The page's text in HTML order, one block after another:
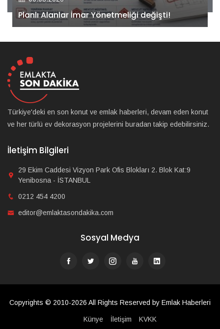
Kiler GYO’dan Pendik Dolayoba projesiyle ilgili
önemli adım!
Türkiye'deki en son konut ve emlak haberleri, devam eden konut
ve her türlü ev dekorasyon projelerini buradan takip edebilirsiniz.
İletişim Bilgileri
29 Ekim Caddesi Vizyon Park Ofis Blokları 2. Blok Kat:9
Yenibosna - İSTANBUL
0212 454 4200
editor@emlaktasondakika.com
Sosyal Medya
Copyrights © 2010-2026 All Rights Reserved by Emlak Haberleri
Künye İletişim KVKK